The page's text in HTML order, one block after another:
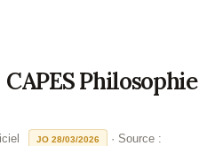
Philosophie
JO 28/03/2026
· Source :